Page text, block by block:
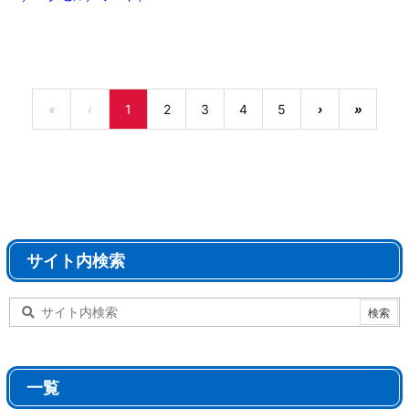
« ‹ 1 2 3 4 5 › »
サイト内検索
一覧